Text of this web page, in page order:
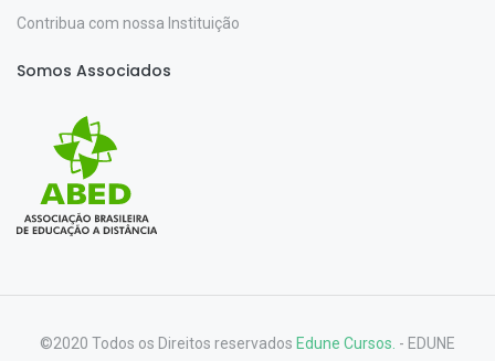
Contribua com nossa Instituição
Somos Associados
©2020 Todos os Direitos reservados Edune Cursos. - EDUNE